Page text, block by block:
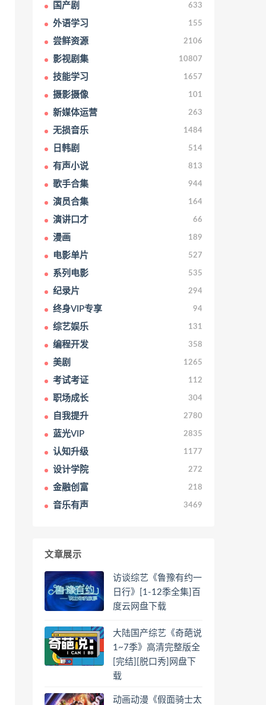
国产剧 633
外语学习 155
尝鲜资源 2106
影视剧集 10807
技能学习 1657
摄影摄像 101
新媒体运营 263
无损音乐 1484
日韩剧 514
有声小说 813
歌手合集 944
演员合集 164
演讲口才 66
漫画 189
电影单片 527
系列电影 535
纪录片 294
终身VIP专享 94
综艺娱乐 131
编程开发 358
美剧 1265
考试考证 112
职场成长 304
自我提升 2780
蓝光VIP 2835
认知升级 1177
设计学院 272
金融创富 218
音乐有声 3469
文章展示
访谈综艺《鲁豫有约一
日行》[1-12季全集]百
度云网盘下载
大陆国产综艺《奇葩说
1~7季》高清完整版全
[完结][脱口秀]网盘下
载
动画动漫《假面骑士太